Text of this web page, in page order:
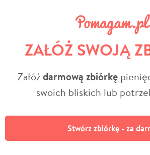
ZAŁÓŻ SWOJĄ
Załóżdarmową zbiórkę
swoich bliskich lub
Stwórz zbiórkę - za